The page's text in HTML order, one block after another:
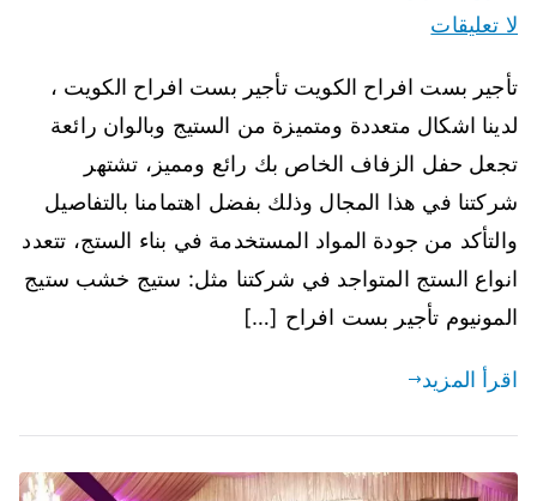
لا تعليقات
تأجير بست افراح الكويت تأجير بست افراح الكويت ،
لدينا اشكال متعددة ومتميزة من الستيج وبالوان رائعة
تجعل حفل الزفاف الخاص بك رائع ومميز، تشتهر
شركتنا في هذا المجال وذلك بفضل اهتمامنا بالتفاصيل
والتأكد من جودة المواد المستخدمة في بناء الستج، تتعدد
انواع الستج المتواجد في شركتنا مثل: ستيج خشب ستيج
المونيوم تأجير بست افراح […]
اقرأ المزيد